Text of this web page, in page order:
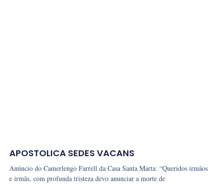
APOSTOLICA SEDES VACANS
Anúncio do Camerlengo Farrell da Casa Santa Marta: “Queridos irmãos
e irmãs, com profunda tristeza devo anunciar a morte de